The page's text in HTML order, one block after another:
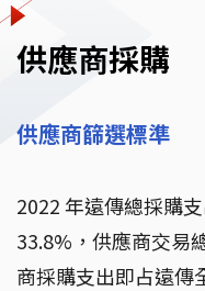
ISO20400
供應商採購
供應商篩選標準
2022 年遠傳總採購
33.8%，供應商交易
商採購支出即占遠傳